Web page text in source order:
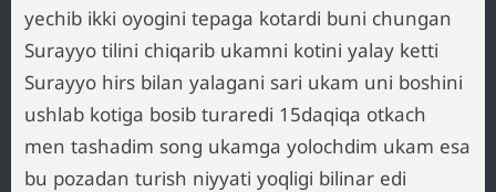
yechib ikki oyogini tepaga kotardi buni chungan
Surayyo tilini chiqarib ukamni kotini yalay ketti
Surayyo hirs bilan yalagani sari ukam uni boshini
ushlab kotiga bosib turaredi 15daqiqa otkach
men tashadim song ukamga yolochdim ukam esa
bu pozadan turish niyyati yoqligi bilinar edi